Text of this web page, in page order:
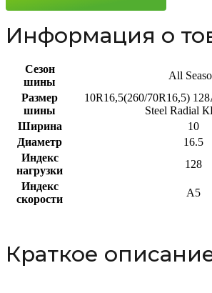
Информация о
Сезон
шины
All
Размер
шины
10R16,5(260/70R16,5)
Steel Radial
Ширина
10
Диаметр
16.5
Индекс
нагрузки
128
Индекс
скорости
A5
Краткое